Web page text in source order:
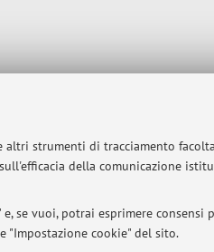
strumenti di tracciamento
della comunicazione
se vuoi, potrai esprimere
"Impostazione cookie" del sito.